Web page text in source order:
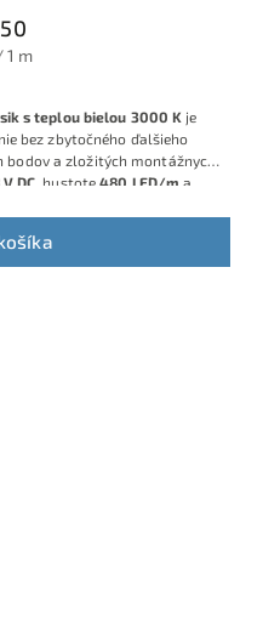
1 m
s teplou bielou 3000 K je
bez zbytočného ďalšieho
a zložitých montážnych
DC , hustote480 LED/m a
zjednodušuje montáž a v
pri väčších projektoch.